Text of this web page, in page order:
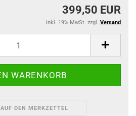
399,50 EUR
inkl. 19% MwSt. zzgl. Versand
AUF DEN MERKZETTEL